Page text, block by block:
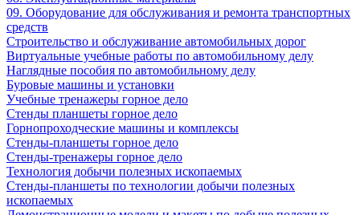
09. Оборудование для обслуживания и ремонта транспортных
средств
Строительство и обслуживание автомобильных дорог
Виртуальные учебные работы по автомобильному делу
Наглядные пособия по автомобильному делу
Буровые машины и установки
Учебные тренажеры горное дело
Стенды планшеты горное дело
Горнопроходческие машины и комплексы
Стенды-планшеты горное дело
Стенды-тренажеры горное дело
Технология добычи полезных ископаемых
Стенды-планшеты по технологии добычи полезных
ископаемых